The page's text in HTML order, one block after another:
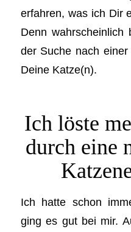
erfahren, was ich Dir
Denn
der Suche nach
Deine Katze(n).
Ich löste
durch eine
Ich hatte schon
ging es gut bei mir.